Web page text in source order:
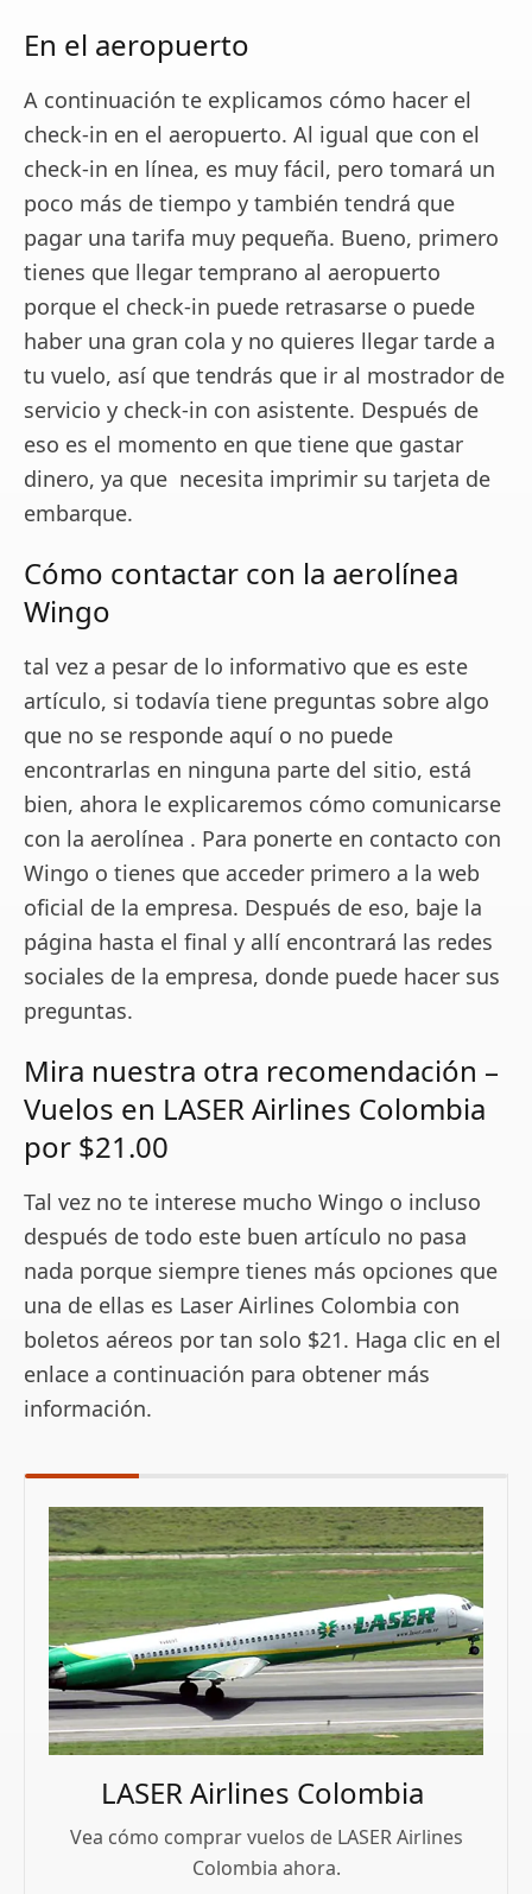
En el aeropuerto
A continuación te explicamos cómo hacer el
check-in en el aeropuerto. Al igual que con el
check-in en línea, es muy fácil, pero tomará un
poco más de tiempo y también tendrá que
pagar una tarifa muy pequeña. Bueno, primero
tienes que llegar temprano al aeropuerto
porque el check-in puede retrasarse o puede
haber una gran cola y no quieres llegar tarde a
tu vuelo, así que tendrás que ir al mostrador de
servicio y check-in con asistente. Después de
eso es el momento en que tiene que gastar
dinero, ya que necesita imprimir su tarjeta de
embarque.
Cómo contactar con la aerolínea
Wingo
tal vez a pesar de lo informativo que es este
artículo, si todavía tiene preguntas sobre algo
que no se responde aquí o no puede
encontrarlas en ninguna parte del sitio, está
bien, ahora le explicaremos cómo comunicarse
con la aerolínea . Para ponerte en contacto con
Wingo o tienes que acceder primero a la web
oficial de la empresa. Después de eso, baje la
página hasta el final y allí encontrará las redes
sociales de la empresa, donde puede hacer sus
preguntas.
Mira nuestra otra recomendación –
Vuelos en LASER Airlines Colombia
por $21.00
Tal vez no te interese mucho Wingo o incluso
después de todo este buen artículo no pasa
nada porque siempre tienes más opciones que
una de ellas es Laser Airlines Colombia con
boletos aéreos por tan solo $21. Haga clic en el
enlace a continuación para obtener más
información.
LASER Airlines Colombia
Vea cómo comprar vuelos de LASER Airlines
Colombia ahora.